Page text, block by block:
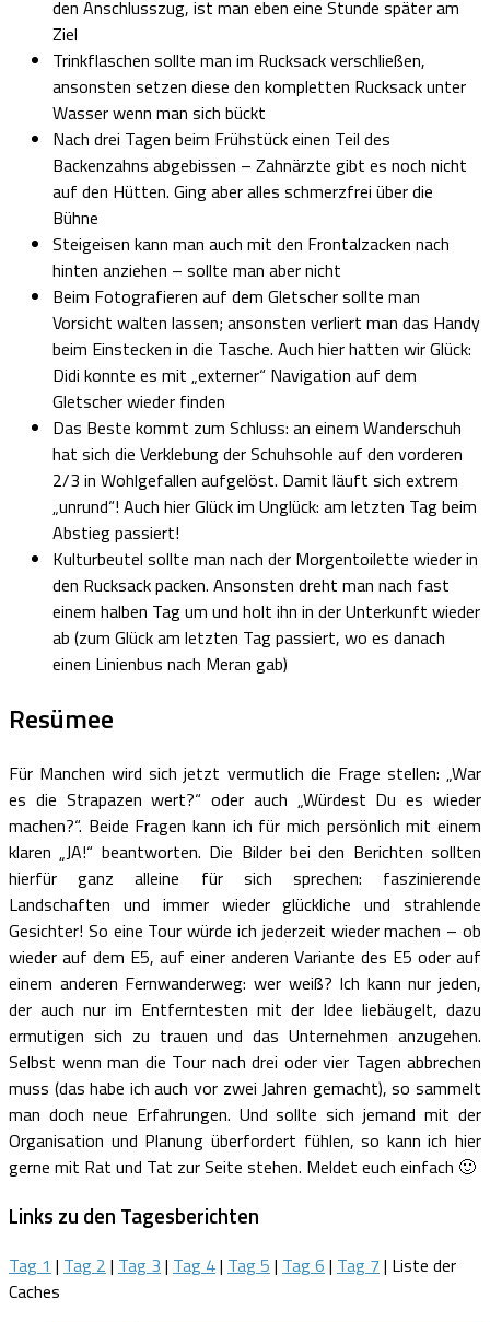
den Anschlusszug, ist man eben eine Stunde später am
Ziel
Trinkflaschen sollte man im Rucksack verschließen,
ansonsten setzen diese den kompletten Rucksack unter
Wasser wenn man sich bückt
Nach drei Tagen beim Frühstück einen Teil des
Backenzahns abgebissen – Zahnärzte gibt es noch nicht
auf den Hütten. Ging aber alles schmerzfrei über die
Bühne
Steigeisen kann man auch mit den Frontalzacken nach
hinten anziehen – sollte man aber nicht
Beim Fotografieren auf dem Gletscher sollte man
Vorsicht walten lassen; ansonsten verliert man das Handy
beim Einstecken in die Tasche. Auch hier hatten wir Glück:
Didi konnte es mit „externer“ Navigation auf dem
Gletscher wieder finden
Das Beste kommt zum Schluss: an einem Wanderschuh
hat sich die Verklebung der Schuhsohle auf den vorderen
2/3 in Wohlgefallen aufgelöst. Damit läuft sich extrem
„unrund“! Auch hier Glück im Unglück: am letzten Tag beim
Abstieg passiert!
Kulturbeutel sollte man nach der Morgentoilette wieder in
den Rucksack packen. Ansonsten dreht man nach fast
einem halben Tag um und holt ihn in der Unterkunft wieder
ab (zum Glück am letzten Tag passiert, wo es danach
einen Linienbus nach Meran gab)
Resümee
Für Manchen wird sich jetzt vermutlich die Frage stellen: „War
es die Strapazen wert?“ oder auch „Würdest Du es wieder
machen?“. Beide Fragen kann ich für mich persönlich mit einem
klaren „JA!“ beantworten. Die Bilder bei den Berichten sollten
hierfür ganz alleine für sich sprechen: faszinierende
Landschaften und immer wieder glückliche und strahlende
Gesichter! So eine Tour würde ich jederzeit wieder machen – ob
wieder auf dem E5, auf einer anderen Variante des E5 oder auf
einem anderen Fernwanderweg: wer weiß? Ich kann nur jeden,
der auch nur im Entferntesten mit der Idee liebäugelt, dazu
ermutigen sich zu trauen und das Unternehmen anzugehen.
Selbst wenn man die Tour nach drei oder vier Tagen abbrechen
muss (das habe ich auch vor zwei Jahren gemacht), so sammelt
man doch neue Erfahrungen. Und sollte sich jemand mit der
Organisation und Planung überfordert fühlen, so kann ich hier
gerne mit Rat und Tat zur Seite stehen. Meldet euch einfach 🙂
Links zu den Tagesberichten
Tag 1 | Tag 2 | Tag 3 | Tag 4| Tag 5 | Tag 6 | Tag 7 | Liste der
Caches